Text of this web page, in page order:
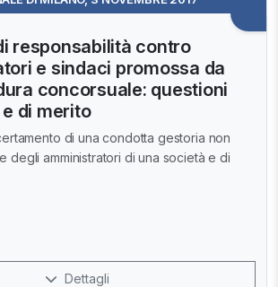
responsabilità contro
e sindaci promossa da
concorsuale: questioni
di merito
di una condotta gestoria non
degli amministratori di una società e di
Dettagli